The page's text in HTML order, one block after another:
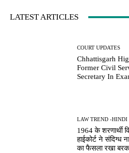
LATEST ARTICLES
COURT UPDATES
Chhattisgarh
Former Civil
Secretary In
LAW TREND -HINDI
1964 के शरणार्थी
हाईकोर्ट ने संदिग्ध
का फैसला रखा